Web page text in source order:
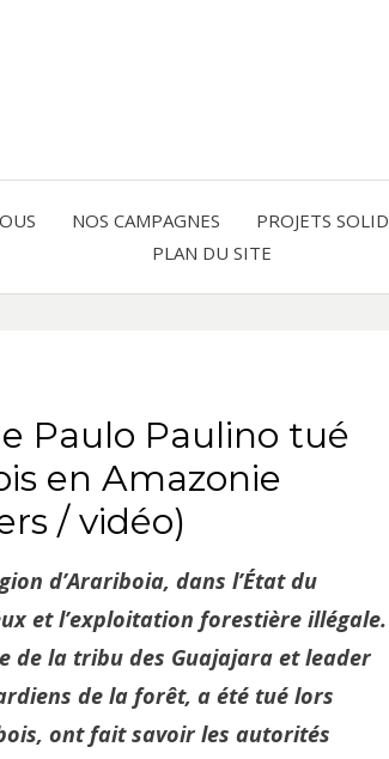
NOS CAMPAGNES PROJETS
PLAN DU SITE
Paulo Paulino tué
en Amazonie
/ vidéo)
d’Arariboia, dans l’État du
et l’exploitation forestière illégale.
de la tribu des Guajajara et leader
de la forêt, a été tué lors
ont fait savoir les autorités